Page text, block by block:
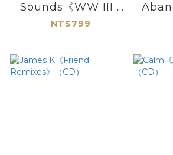
Sounds《WW III -
UNKLE Vs UNKLE》
NT$799